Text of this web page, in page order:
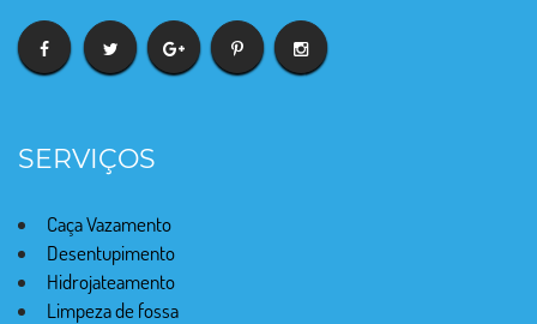
SERVIÇOS
Caça Vazamento
Desentupimento
Hidrojateamento
Limpeza de fossa